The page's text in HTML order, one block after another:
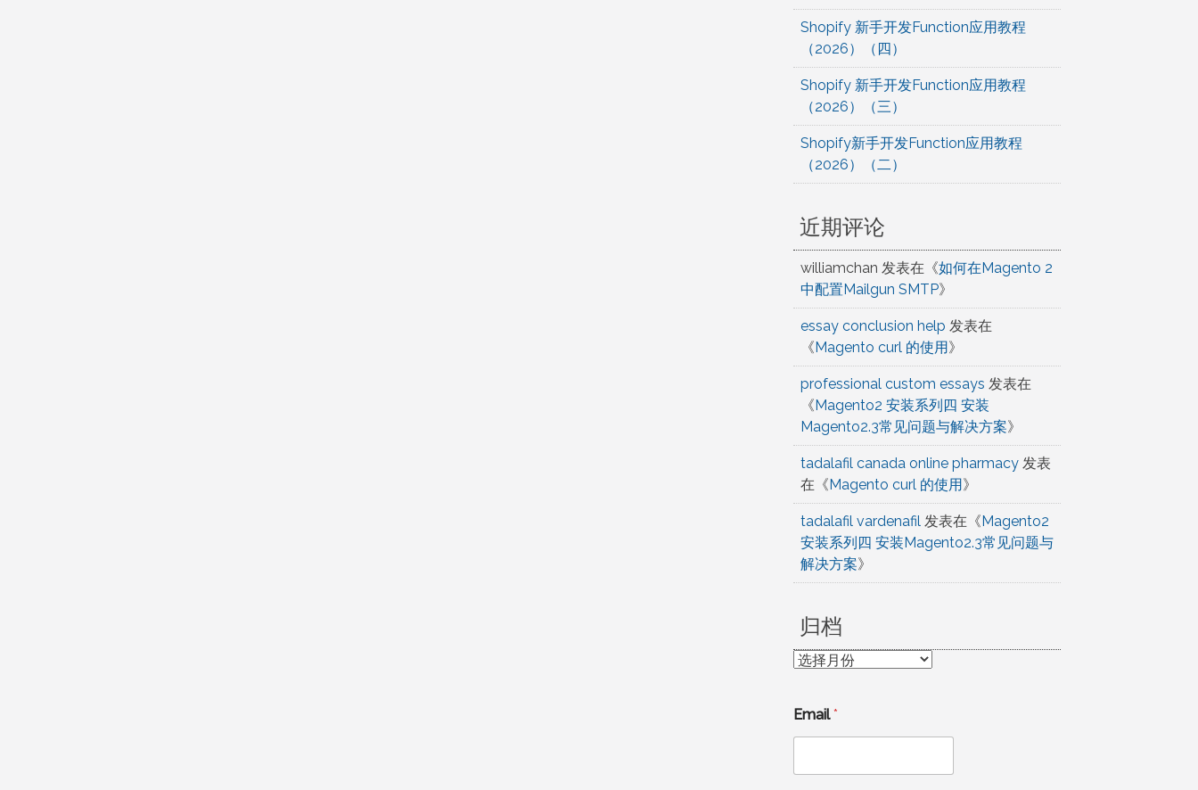
Shopify 新手开发Function应用教程
（2026）（四）
Shopify 新手开发Function应用教程
（2026）（三）
Shopify新手开发Function应用教程
（2026）（二）
近期评论
williamchan 发表在《如何在Magento 2
中配置Mailgun SMTP》
essay conclusion help 发表在
《Magento curl 的使用》
professional custom essays 发表在
《Magento2 安装系列四 安装
Magento2.3常见问题与解决方案》
tadalafil canada online pharmacy发表
在《Magento curl 的使用》
tadalafil vardenafil发表在《Magento2
安装系列四 安装Magento2.3常见问题与
解决方案》
归档
归
Email*